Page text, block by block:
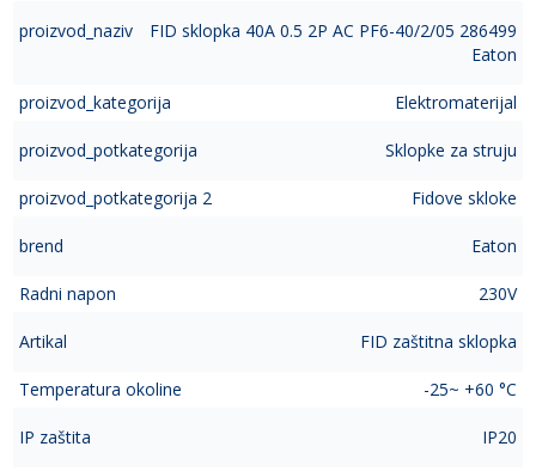
proizvod_naziv
FID sklopka 40A 0.5 2P AC PF6-40/2/05 286499
Eaton
proizvod_kategorija Elektromaterijal
proizvod_potkategorija Sklopke za struju
proizvod_potkategorija 2 Fidove skloke
brend Eaton
Radni napon 230V
Artikal FID zaštitna sklopka
Temperatura okoline -25~ +60 °C
IP zaštita IP20